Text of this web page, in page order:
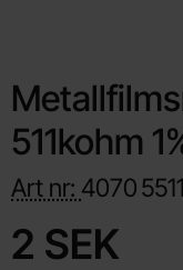
511kohm
Art nr: 40705511
pris
2 SEK